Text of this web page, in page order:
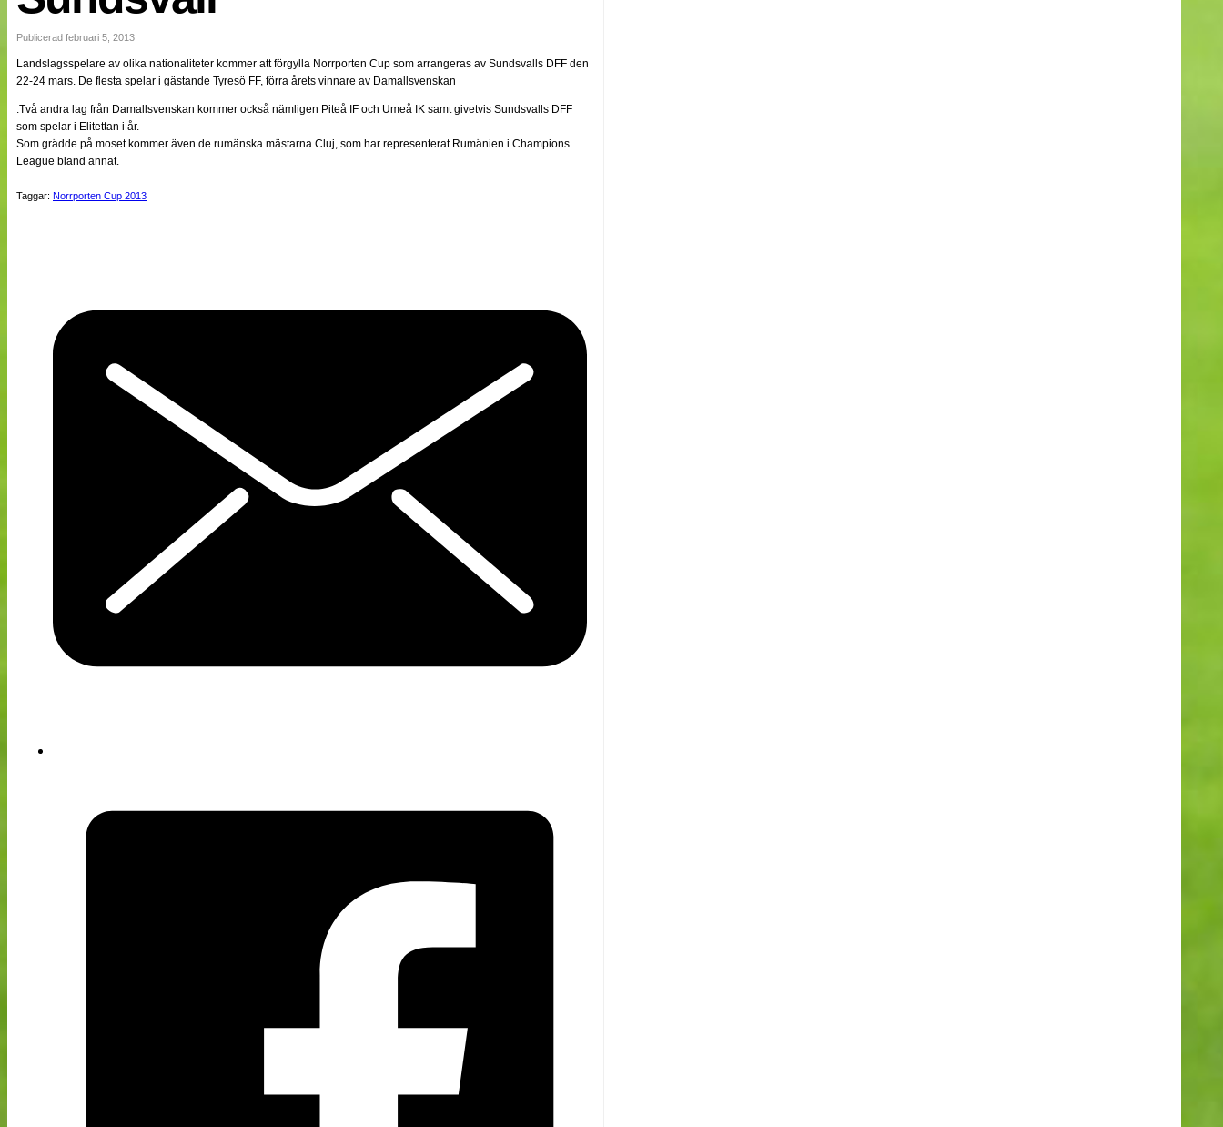
NÄTverket
Nyheter
Bloggar
Lagen
Webb-TV
Cuper
Medlemmar
Till klubbkassan
Publicerad februari 5, 2013
Landslagsspelare av olika nationaliteter kommer att förgylla Norrporten Cup som arrangeras av Sundsvalls DFF den
22-24 mars. De flesta spelar i gästande Tyresö FF, förra årets vinnare av Damallsvenskan
.Två andra lag från Damallsvenskan kommer också nämligen Piteå IF och Umeå IK samt givetvis Sundsvalls DFF
som spelar i Elitettan i år.
Som grädde på moset kommer även de rumänska mästarna Cluj, som har representerat Rumänien i Champions
League bland annat.
Taggar: Norrporten Cup 2013